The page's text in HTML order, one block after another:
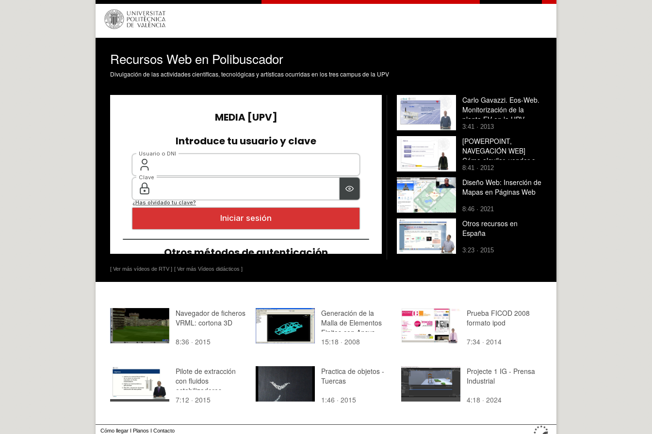
Recursos Web en Polibuscador
Divulgación de las actividades científicas, tecnológicas y artísticas ocurridas en los tres campus de la UPV
[ Ver más vídeos de RTV ] [ Ver más Vídeos didácticos ]
Carlo Gavazzi. Eos-Web.
Monitorización de la
planta FV en la UPV
3:41 · 2013
[POWERPOINT,
NAVEGACIÓN WEB]
Cómo alquilar, vender o
comprar tu casa en
Internet
8:41 · 2012
Diseño Web: Inserción de
Mapas en Páginas Web
8:46 · 2021
Otros recursos en
España
3:23 · 2015
Navegador de ficheros
VRML: cortona 3D
8:36 · 2015
Generación de la
Malla de Elementos
Finitos con Ansys
Classic
15:18 · 2008
Prueba FICOD 2008
formato ipod
7:34 · 2014
Pilote de extracción
con fluidos
estabilizadores
7:12 · 2015
Practica de objetos -
Tuercas
1:46 · 2015
Projecte 1 IG - Prensa
Industrial
4:18 · 2024
Cómo llegar I Planos I Contacto